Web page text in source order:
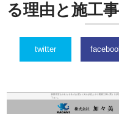
る理由と施工
twitter